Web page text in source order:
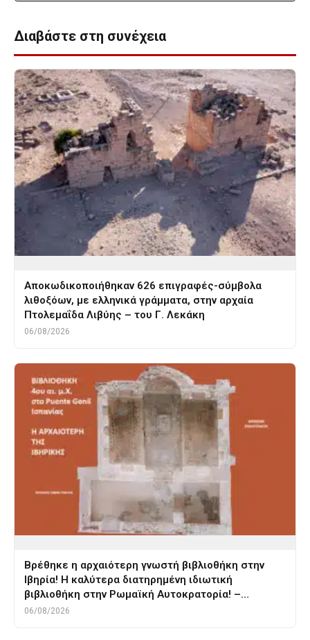
Διαβάστε στη συνέχεια
Αποκωδικοποιήθηκαν 626 επιγραφές-σύμβολα
λιθοξόων, με ελληνικά γράμματα, στην αρχαία
Πτολεμαΐδα Λιβύης – του Γ. Λεκάκη
06/08/2026
Βρέθηκε η αρχαιότερη γνωστή βιβλιοθήκη στην
Ιβηρία! Η καλύτερα διατηρημένη ιδιωτική
βιβλιοθήκη στην Ρωμαϊκή Αυτοκρατορία! –…
06/08/2026